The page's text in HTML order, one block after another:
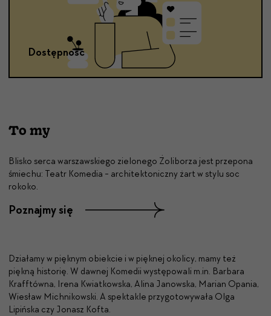
Dostępność
To my
Blisko serca warszawskiego zielonego Żoliborza jest przepona
śmiechu: Teatr Komedia - architektoniczny żart w stylu soc
rokoko.
Poznajmy się
Działamy w pięknym obiekcie i w pięknej okolicy, mamy też
piękną historię. W dawnej Komedii występowali m.in. Barbara
Krafftówna, Irena Kwiatkowska, Alina Janowska, Marian Opania,
Wiesław Michnikowski. A spektakle przygotowywała Olga
Lipińska czy Jonasz Kofta.